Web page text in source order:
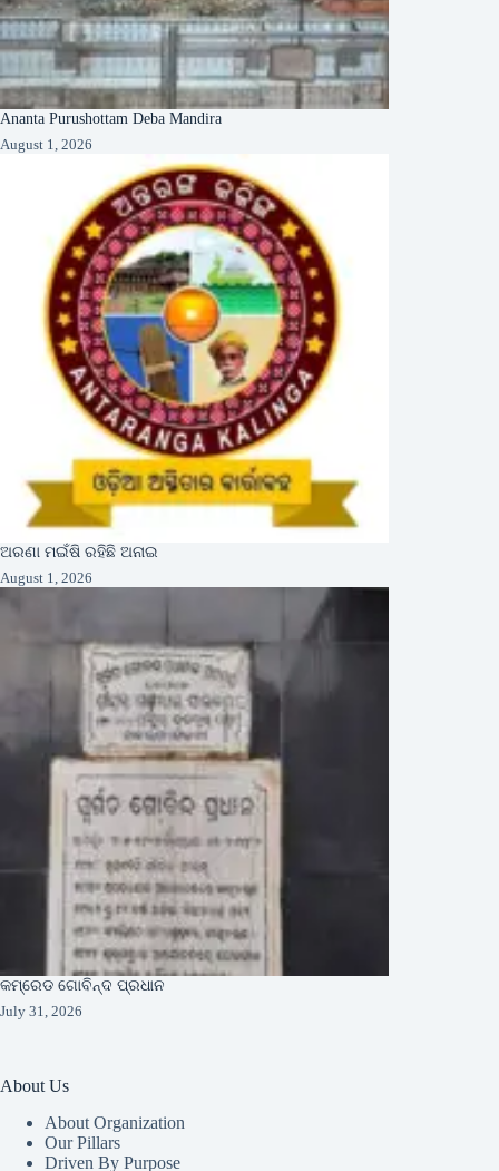
Ananta Purushottam Deba Mandira
August 1, 2026
ଅରଣା ମଇଁଷି ରହିଛି ଅନାଇ
August 1, 2026
କମ୍ରେଡ ଗୋବିନ୍ଦ ପ୍ରଧାନ
July 31, 2026
About Us
About Organization
Our Pillars
Driven By Purpose​